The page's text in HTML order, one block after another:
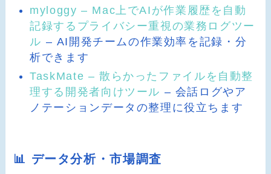
myloggy – Mac上でAIが作業履歴を自動
記録するプライバシー重視の業務ログツー
ル – AI開発チームの作業効率を記録・分
析できます
TaskMate – 散らかったファイルを自動整
理する開発者向けツール – 会話ログやア
ノテーションデータの整理に役立ちます
📊 データ分析・市場調査